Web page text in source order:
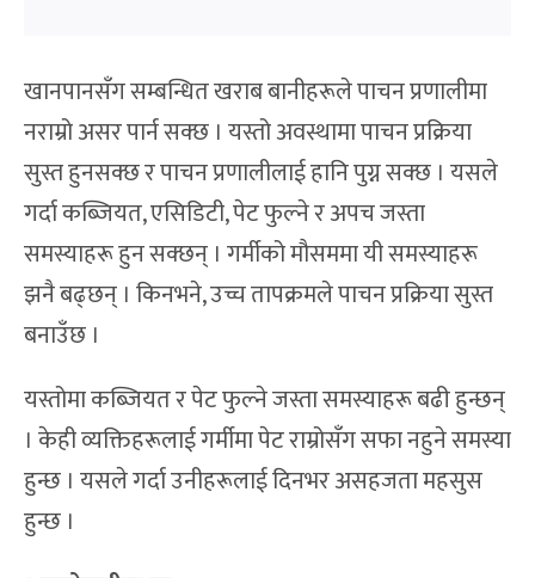
खानपानसँग सम्बन्धित खराब बानीहरूले पाचन प्रणालीमा
नराम्रो असर पार्न सक्छ । यस्तो अवस्थामा पाचन प्रक्रिया
सुस्त हुनसक्छ र पाचन प्रणालीलाई हानि पुग्न सक्छ । यसले
गर्दा कब्जियत, एसिडिटी, पेट फुल्ने र अपच जस्ता
समस्याहरू हुन सक्छन् । गर्मीको मौसममा यी समस्याहरू
झनै बढ्छन् । किनभने, उच्च तापक्रमले पाचन प्रक्रिया सुस्त
बनाउँछ ।
यस्तोमा कब्जियत र पेट फुल्ने जस्ता समस्याहरू बढी हुन्छन्
। केही व्यक्तिहरूलाई गर्मीमा पेट राम्रोसँग सफा नहुने समस्या
हुन्छ । यसले गर्दा उनीहरूलाई दिनभर असहजता महसुस
हुन्छ ।